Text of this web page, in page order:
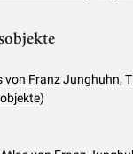
von Franz Junghuhn,